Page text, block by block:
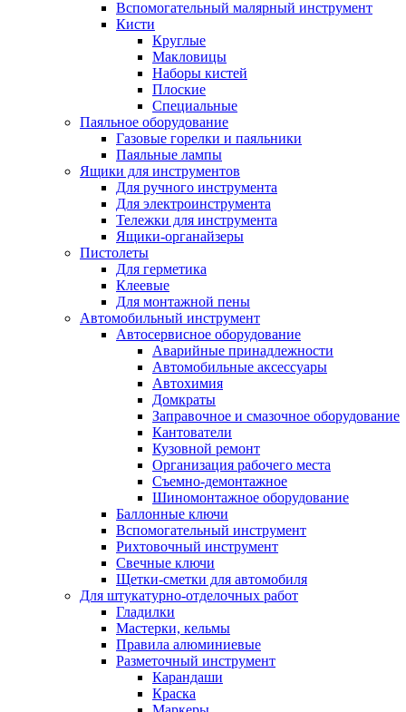
Вспомогательный малярный инструмент
Кисти
Круглые
Макловицы
Наборы кистей
Плоские
Специальные
Паяльное оборудование
Газовые горелки и паяльники
Паяльные лампы
Ящики для инструментов
Для ручного инструмента
Для электроинструмента
Тележки для инструмента
Ящики-органайзеры
Пистолеты
Для герметика
Клеевые
Для монтажной пены
Автомобильный инструмент
Автосервисное оборудование
Аварийные принадлежности
Автомобильные аксессуары
Автохимия
Домкраты
Заправочное и смазочное оборудование
Кантователи
Кузовной ремонт
Организация рабочего места
Съемно-демонтажное
Шиномонтажное оборудование
Баллонные ключи
Вспомогательный инструмент
Рихтовочный инструмент
Свечные ключи
Щетки-сметки для автомобиля
Для штукатурно-отделочных работ
Гладилки
Мастерки, кельмы
Правила алюминиевые
Разметочный инструмент
Карандаши
Краска